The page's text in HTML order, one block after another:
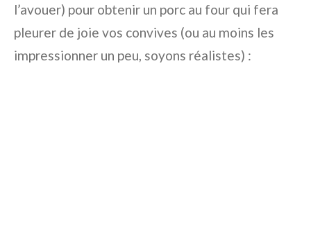
l’avouer) pour obtenir un porc au four qui fera
pleurer de joie vos convives (ou au moins les
impressionner un peu, soyons réalistes) :